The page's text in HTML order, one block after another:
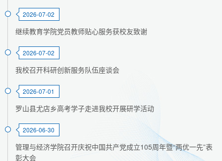
2026-07-02
继续教育学院党员教师贴心服务获校友致谢
2026-07-02
我校召开科研创新服务队伍座谈会
2026-07-01
罗山县尤店乡高考学子走进我校开展研学活动
2026-06-30
管理与经济学院召开庆祝中国共产党成立105周年暨“两优一先”表
彰大会